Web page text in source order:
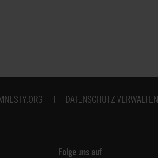
DATENSCHUTZ VERWALTEN
Folge uns auf